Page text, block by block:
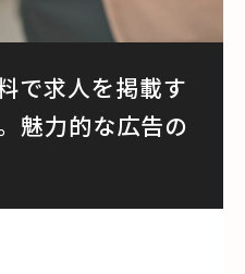
で求人を掲載す
魅力的な広告の